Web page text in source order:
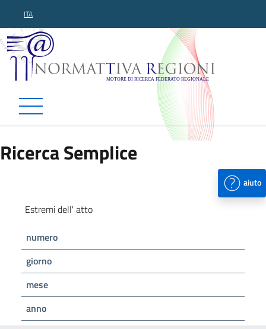
ITA
Normattiva Regioni -
Ricerca Semplice
aiuto
Estremi dell' atto
numero
giorno
mese
anno